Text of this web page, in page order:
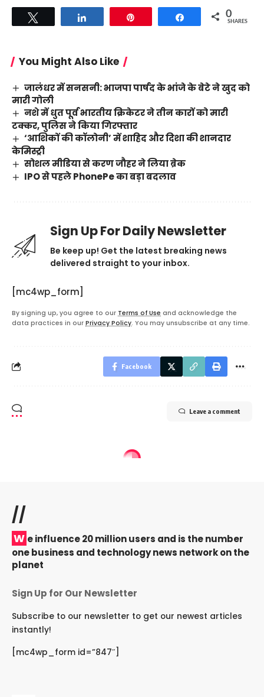
Share 0
SHARES
You Might Also Like
जालंधर में सनसनी: भाजपा पार्षद के भांजे के बेटे ने खुद को
मारी गोली
नशे में धुत पूर्व भारतीय क्रिकेटर ने तीन कारों को मारी
टक्कर, पुलिस ने किया गिरफ्तार
‘आशिकों की कॉलोनी’ में शाहिद और दिशा की शानदार
केमिस्ट्री
सोशल मीडिया से करण जौहर ने लिया ब्रेक
IPO से पहले PhonePe का बड़ा बदलाव
Sign Up For Daily Newsletter
Be keep up! Get the latest breaking news
delivered straight to your inbox.
[mc4wp_form]
By signing up, you agree to our Terms of Use and acknowledge the
data practices in our Privacy Policy. You may unsubscribe at any time.
Facebook
Leave a comment
//
W e influence 20 million users and is the number
one business and technology news network on the
planet
Sign Up for Our Newsletter
Subscribe to our newsletter to get our newest articles
instantly!
[mc4wp_form id=”847″]